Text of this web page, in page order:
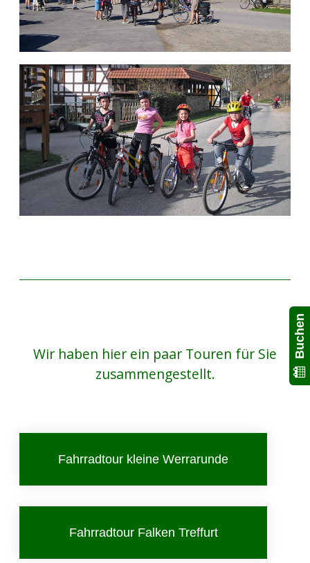
Wir haben hier ein paar Touren für Sie
zusammengestellt.
Fahrradtour kleine Werrarunde
Fahrradtour Falken Treffurt
Buchen